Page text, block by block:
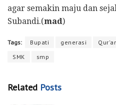
agar semakin maju dan
Subandi.(mad)
Tags: Bupati generasi
SMK
smp
Related Posts